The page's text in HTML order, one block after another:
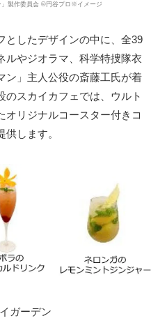
製作委員会 ©円谷プロ※イメージ
としたデザインの中に、全39
ルやジオラマ、科学特捜隊衣
ン」主人公役の斎藤工氏が着
のスカイカフェでは、ウルト
オリジナルコースター付きコ
します。
ガーデン